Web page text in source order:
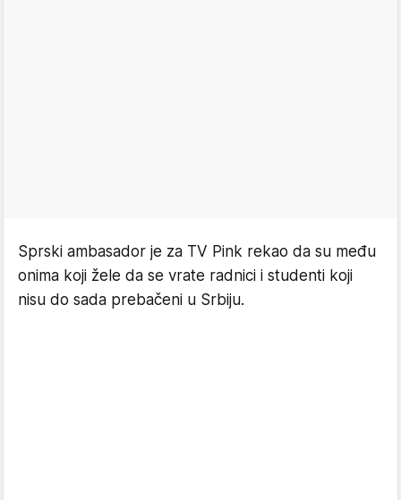
Sprski ambasador je za TV Pink rekao da su među
onima koji žele da se vrate radnici i studenti koji
nisu do sada prebačeni u Srbiju.